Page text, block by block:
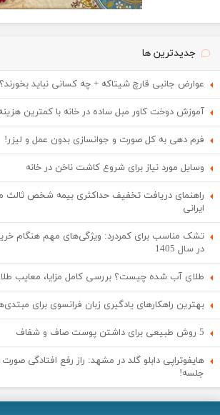
جدیدترین ها
عوارض جانبی قارچ شیتاکه + چه کسانی نباید بخورند؟
آموزش دوخت کاور مبل ساده در خانه با کمترین هزینه
فرم دهی به کل صورت و جوانسازی بدون عمل و لیزر!
وسایل مورد نیاز برای شروع کاشت ناخن در خانه
راهنمای دریافت تخفیف حداکثری بیمه شخص
ایرانی
تشک مناسب برای کمردرد: ویژگی‌های مهم هنگام
در سال 1405
طلای آب شده چیست؟ بررسی کامل مزایا، معایب
بهترین راهکارهای یادگیری زبان فرانسوی برای
5 روش طبیعی برای داشتن پوست صاف و شفاف
هایفوتراپی دابلو گلد در مشهد: راز رفع افتادگی
جلسه!